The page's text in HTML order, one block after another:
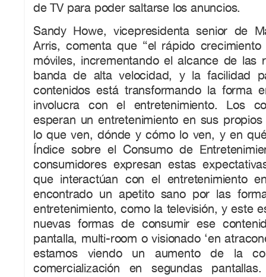
de TV para poder saltarse los anuncios.
Sandy Howe, vicepresidenta senior de
Arris, comenta que “el rápido
móviles, incrementando el alcance de las
banda de alta velocidad, y la facilidad
contenidos está transformando la forma
involucra con el entretenimiento. Los
esperan un entretenimiento en sus
lo que ven, dónde y cómo lo ven, y en
Índice sobre el Consumo de
consumidores expresan estas
que interactúan con el entretenimiento
encontrado un apetito sano por las
entretenimiento, como la televisión, y este
nuevas formas de consumir ese
pantalla, multi-room o visionado ‘en
estamos viendo un aumento de la
comercialización en segundas